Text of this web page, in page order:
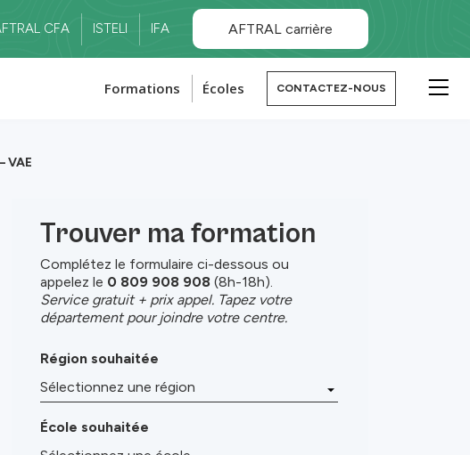
CFA ISTELI IFA AFTRAL carrière
Formations Écoles CONTACTEZ-NOUS
VAE
Trouver ma formation
Complétez le formulaire ci-dessous ou
appelez le 0 809 908 908 (8h-18h).
Service gratuit + prix appel. Tapez votre
département pour joindre votre centre.
Région souhaitée
École souhaitée